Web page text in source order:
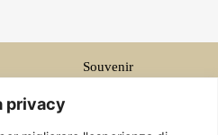
privacy
Souvenir